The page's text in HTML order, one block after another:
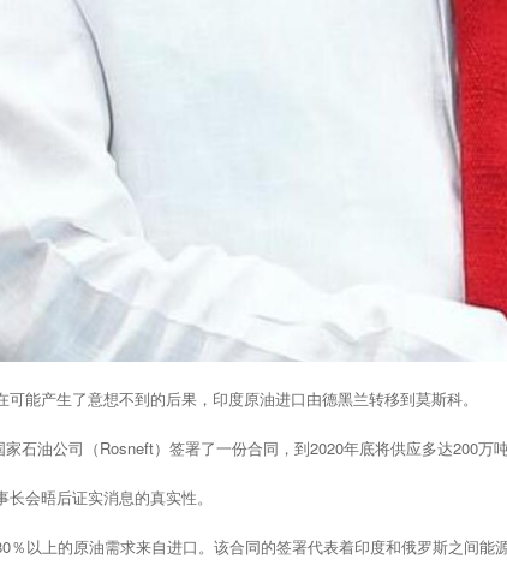
能产生了意想不到的后果，印度原油进口由德黑兰转移到莫斯科。
石油公司（Rosneft）签署了一份合同，到2020年底将供应多达200万吨
会晤后证实消息的真实性。
以上的原油需求来自进口。该合同的签署代表着印度和俄罗斯之间能